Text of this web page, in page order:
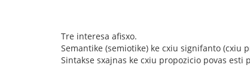
Tre interesa afisxo.
Semantike (semiotike) ke cxiu signifanto
Sintakse sxajnas ke cxiu propozicio povas esti